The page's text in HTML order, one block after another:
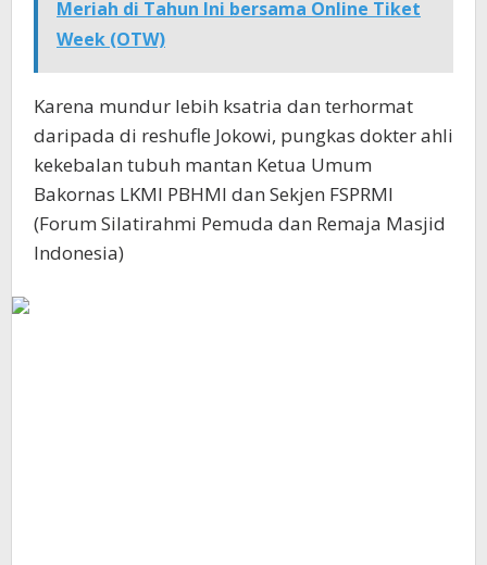
Meriah di Tahun Ini bersama Online Tiket
Week (OTW)
Karena mundur lebih ksatria dan terhormat
daripada di reshufle Jokowi, pungkas dokter ahli
kekebalan tubuh mantan Ketua Umum
Bakornas LKMI PBHMI dan Sekjen FSPRMI
(Forum Silatirahmi Pemuda dan Remaja Masjid
Indonesia)